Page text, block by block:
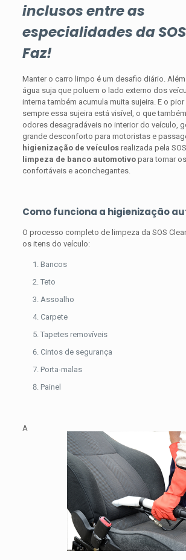
inclusos entre as
especialidades da
Faz!
Manter o carro limpo é um desafio diário.
água suja que poluem o lado externo dos
interna também acumula muita sujeira. E o pior
sempre essa sujeira está visível, o que
odores desagradáveis no interior do veículo,
grande desconforto para motoristas e
higienização de veículosrealizada pela
limpeza de banco automotivopara tornar
confortáveis e aconchegantes.
Como funciona a higienização
O processo completo de limpeza da SOS
os itens do veículo:
Bancos
Teto
Assoalho
Carpete
Tapetes removíveis
Cintos de segurança
Porta-malas
Painel
A